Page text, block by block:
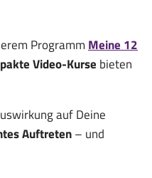
ProgrammMeine 12
Video-Kurse bieten
auf Deine
Auftreten– und